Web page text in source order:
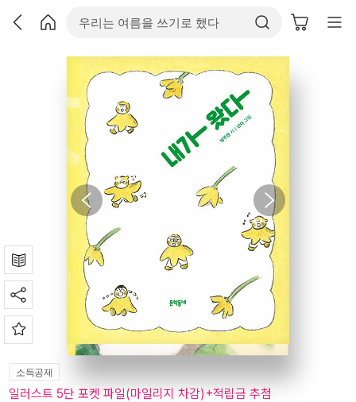
소득공제
일러스트 5단 포켓 파일(마일리지 차감)+적립금 추첨